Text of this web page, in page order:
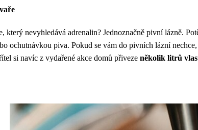
který nevyhledává adrenalin? Jednoznačně pivní lázně.
ochutnávkou piva. Pokud se vám do pivních lázní nechce,
si navíc z vydařené akce domů přiveze několik litrů